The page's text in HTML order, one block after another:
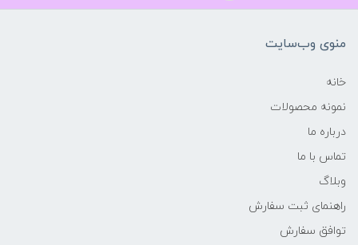
منوی وب‌سایت
خانه
نمونه محصولات
درباره ما
تماس با ما
وبلاگ
راهنمای ثبت سفارش
توافق سفارش